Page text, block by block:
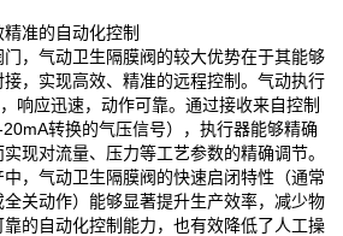
准的自动化控制
气动卫生隔膜阀的较大优势在于其能够
，实现高效、精准的远程控制。气动执行
响应迅速，动作可靠。通过接收来自控制
转换的气压信号），执行器能够精确
现对流量、压力等工艺参数的精确调节。
气动卫生隔膜阀的快速启闭特性（通常
关动作）能够显著提升生产效率，减少物
的自动化控制能力，也有效降低了人工操